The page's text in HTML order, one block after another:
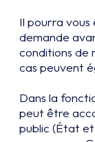
Il pourra
demande
conditions de
cas peuvent
Dans la
peut être
public (État